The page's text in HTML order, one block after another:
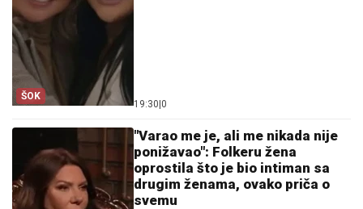
ŠOK
19:30|0
"Varao me je, ali me nikada nije
ponižavao": Folkeru žena
oprostila što je bio intiman sa
drugim ženama, ovako priča o
svemu